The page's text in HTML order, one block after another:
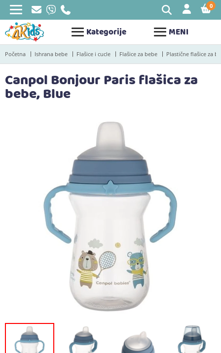
Kategorije MENI
0
Početna Ishrana bebe Flašice i cucle Flašice za bebe Plastične flašice za
Canpol Bonjour Paris flašica za
bebe, Blue